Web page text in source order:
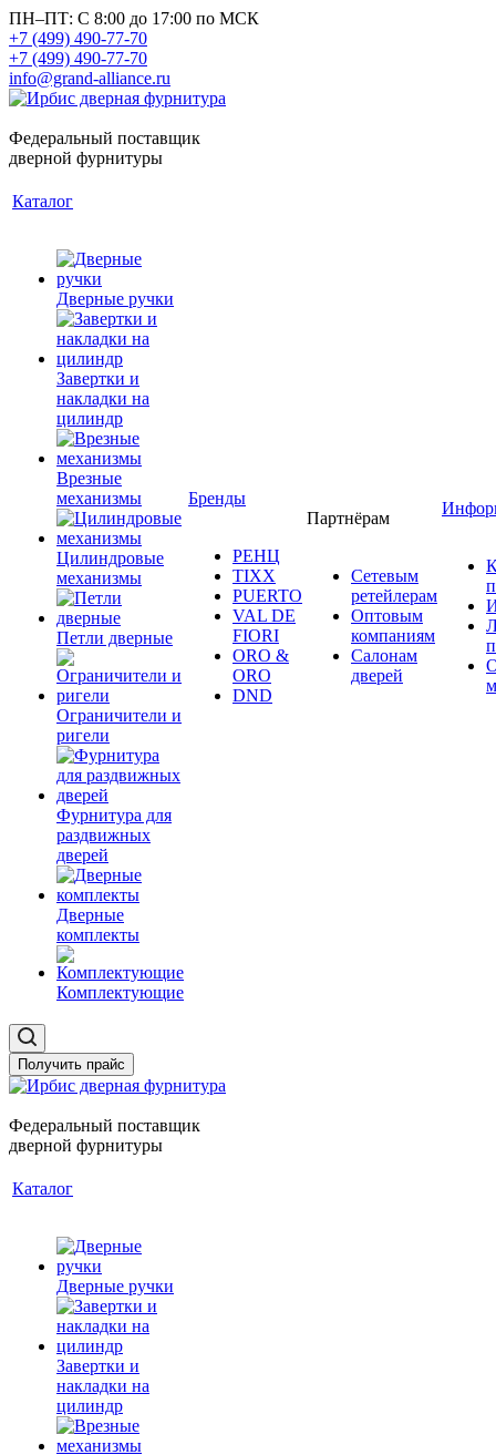
ПН–ПТ: С 8:00 до 17:00 по МСК
+7 (499) 490-77-70
+7 (499) 490-77-70
info@grand-alliance.ru
Федеральный поставщик
дверной фурнитуры
Каталог
Дверные ручки
Завертки и
накладки на
цилиндр
Врезные
механизмы
Цилиндровые
механизмы
Петли дверные
Ограничители и
ригели
Фурнитура для
раздвижных
дверей
Дверные
комплекты
Комплектующие
Бренды
РЕНЦ
TIXX
PUERTO
VAL DE
FIORI
ORO &
ORO
DND
Партнёрам
Сетевым
ретейлерам
Оптовым
компаниям
Салонам
дверей
Получить прайс
Федеральный поставщик
дверной фурнитуры
Каталог
Дверные ручки
Завертки и
накладки на
цилиндр